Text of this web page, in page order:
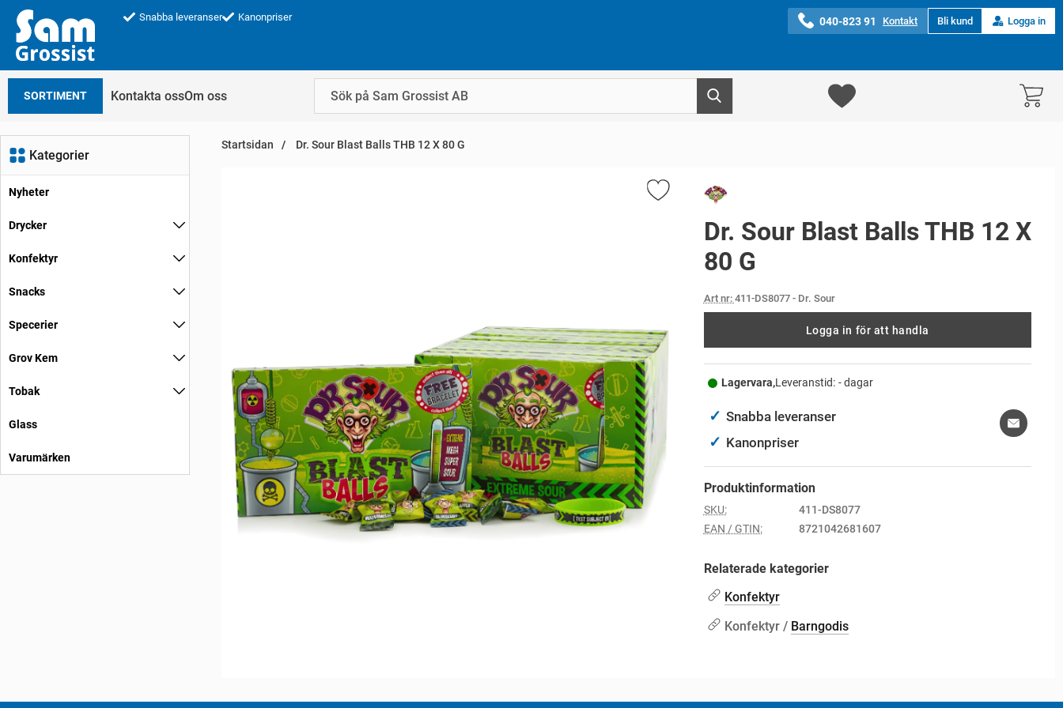
Snabba leveranser Kanonpriser 040-823 91 Kontakt Bli kund Logga in
SORTIMENT Kontakta ossOm oss
Kategorier
Nyheter
Drycker
Konfektyr
Snacks
Specerier
Grov Kem
Tobak
Glass
Varumärken
Startsidan Dr. Sour Blast Balls THB 12 X 80 G
Dr. Sour Blast Balls THB 12 X
80 G
Art nr: 411-DS8077- Dr. Sour
Logga in för att handla
Lagervara,Leveranstid: - dagar
✓ Snabba leveranser
✓ Kanonpriser
Produktinformation
SKU:
411-DS8077
EAN / GTIN:
8721042681607
Relaterade kategorier
Konfektyr
Konfektyr / Barngodis